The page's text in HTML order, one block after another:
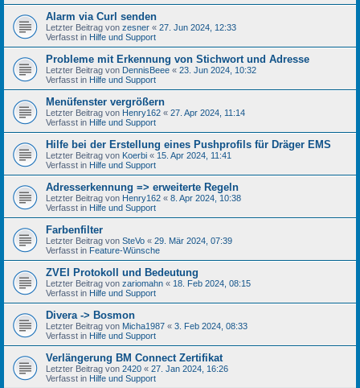
Alarm via Curl senden
Letzter Beitrag von zesner « 27. Jun 2024, 12:33
Verfasst in Hilfe und Support
Probleme mit Erkennung von Stichwort und Adresse
Letzter Beitrag von DennisBeee « 23. Jun 2024, 10:32
Verfasst in Hilfe und Support
Menüfenster vergrößern
Letzter Beitrag von Henry162 « 27. Apr 2024, 11:14
Verfasst in Hilfe und Support
Hilfe bei der Erstellung eines Pushprofils für Dräger EMS
Letzter Beitrag von Koerbi « 15. Apr 2024, 11:41
Verfasst in Hilfe und Support
Adresserkennung => erweiterte Regeln
Letzter Beitrag von Henry162 « 8. Apr 2024, 10:38
Verfasst in Hilfe und Support
Farbenfilter
Letzter Beitrag von SteVo « 29. Mär 2024, 07:39
Verfasst in Feature-Wünsche
ZVEI Protokoll und Bedeutung
Letzter Beitrag von zariomahn « 18. Feb 2024, 08:15
Verfasst in Hilfe und Support
Divera -> Bosmon
Letzter Beitrag von Micha1987 « 3. Feb 2024, 08:33
Verfasst in Hilfe und Support
Verlängerung BM Connect Zertifikat
Letzter Beitrag von 2420 « 27. Jan 2024, 16:26
Verfasst in Hilfe und Support